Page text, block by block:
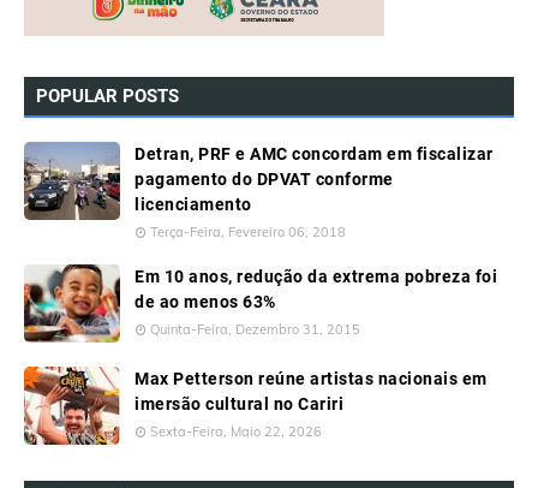
POPULAR POSTS
Detran, PRF e AMC concordam em fiscalizar
pagamento do DPVAT conforme
licenciamento
Terça-Feira, Fevereiro 06, 2018
Em 10 anos, redução da extrema pobreza foi
de ao menos 63%
Quinta-Feira, Dezembro 31, 2015
Max Petterson reúne artistas nacionais em
imersão cultural no Cariri
Sexta-Feira, Maio 22, 2026